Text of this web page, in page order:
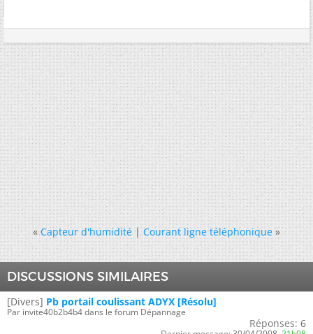
« Capteur d'humidité|Courant ligne téléphonique »
DISCUSSIONS SIMILAIRES
[Divers] Pb portail coulissant ADYX [Résolu]
Par invite40b2b4b4 dans le forum Dépannage
Réponses: 6